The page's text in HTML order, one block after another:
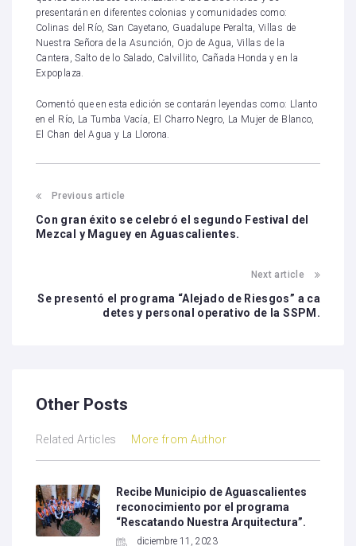
presentarán en diferentes colonias y comunidades como:
Colinas del Río, San Cayetano, Guadalupe Peralta, Villas de
Nuestra Señora de la Asunción, Ojo de Agua, Villas de la
Cantera, Salto de lo Salado, Calvillito, Cañada Honda y en la
Expoplaza.
Comentó que en esta edición se contarán leyendas como: Llanto
en el Río, La Tumba Vacía, El Charro Negro, La Mujer de Blanco,
El Chan del Agua y La Llorona.
Previous article
Con gran éxito se celebró el segundo Festival del
Mezcal y Maguey en Aguascalientes.
Next article
Se presentó el programa “Alejado de Riesgos” a ca
detes y personal operativo de la SSPM.
Other Posts
Related Articles More from Author
Recibe Municipio de Aguascalientes
reconocimiento por el programa
“Rescatando Nuestra Arquitectura”.
diciembre 11, 2023